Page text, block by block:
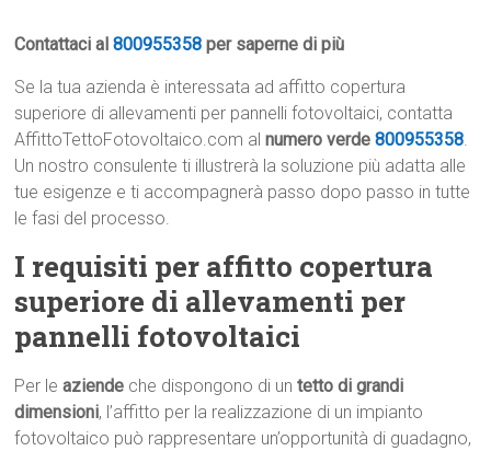
Contattaci al800955358 per saperne di più
Se la tua azienda è interessata ad affitto copertura
superiore di allevamenti per pannelli fotovoltaici, contatta
AffittoTettoFotovoltaico.com alnumero verde800955358.
Un nostro consulente ti illustrerà la soluzione più adatta alle
tue esigenze e ti accompagnerà passo dopo passo in tutte
le fasi del processo.
I requisiti per affitto copertura
superiore di allevamenti per
pannelli fotovoltaici
Per leaziende che dispongono di untetto di grandi
dimensioni, l’affitto per la realizzazione di un impianto
fotovoltaico può rappresentare un’opportunità di guadagno,